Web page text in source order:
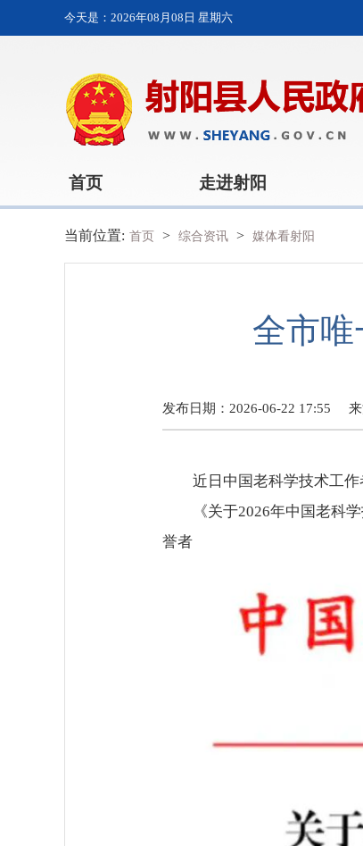
今天是： 2026年08月08日 星期六
首页 走进射阳
当前位置: 首页 > 综合资讯 > 媒体看射阳
全市
发布日期：2026-06-22 17:55 来
近日中国老科学技术工
《关于2026年中国老科
誉者